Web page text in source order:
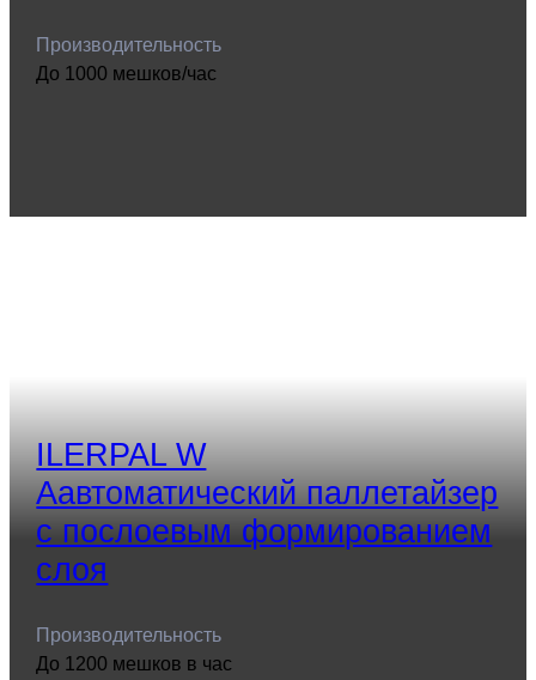
Производительность
До 1000 мешков/час
ILERPAL W
Aавтоматический паллетайзер
с послоевым формированием
слоя
Производительность
До 1200 мешков в час